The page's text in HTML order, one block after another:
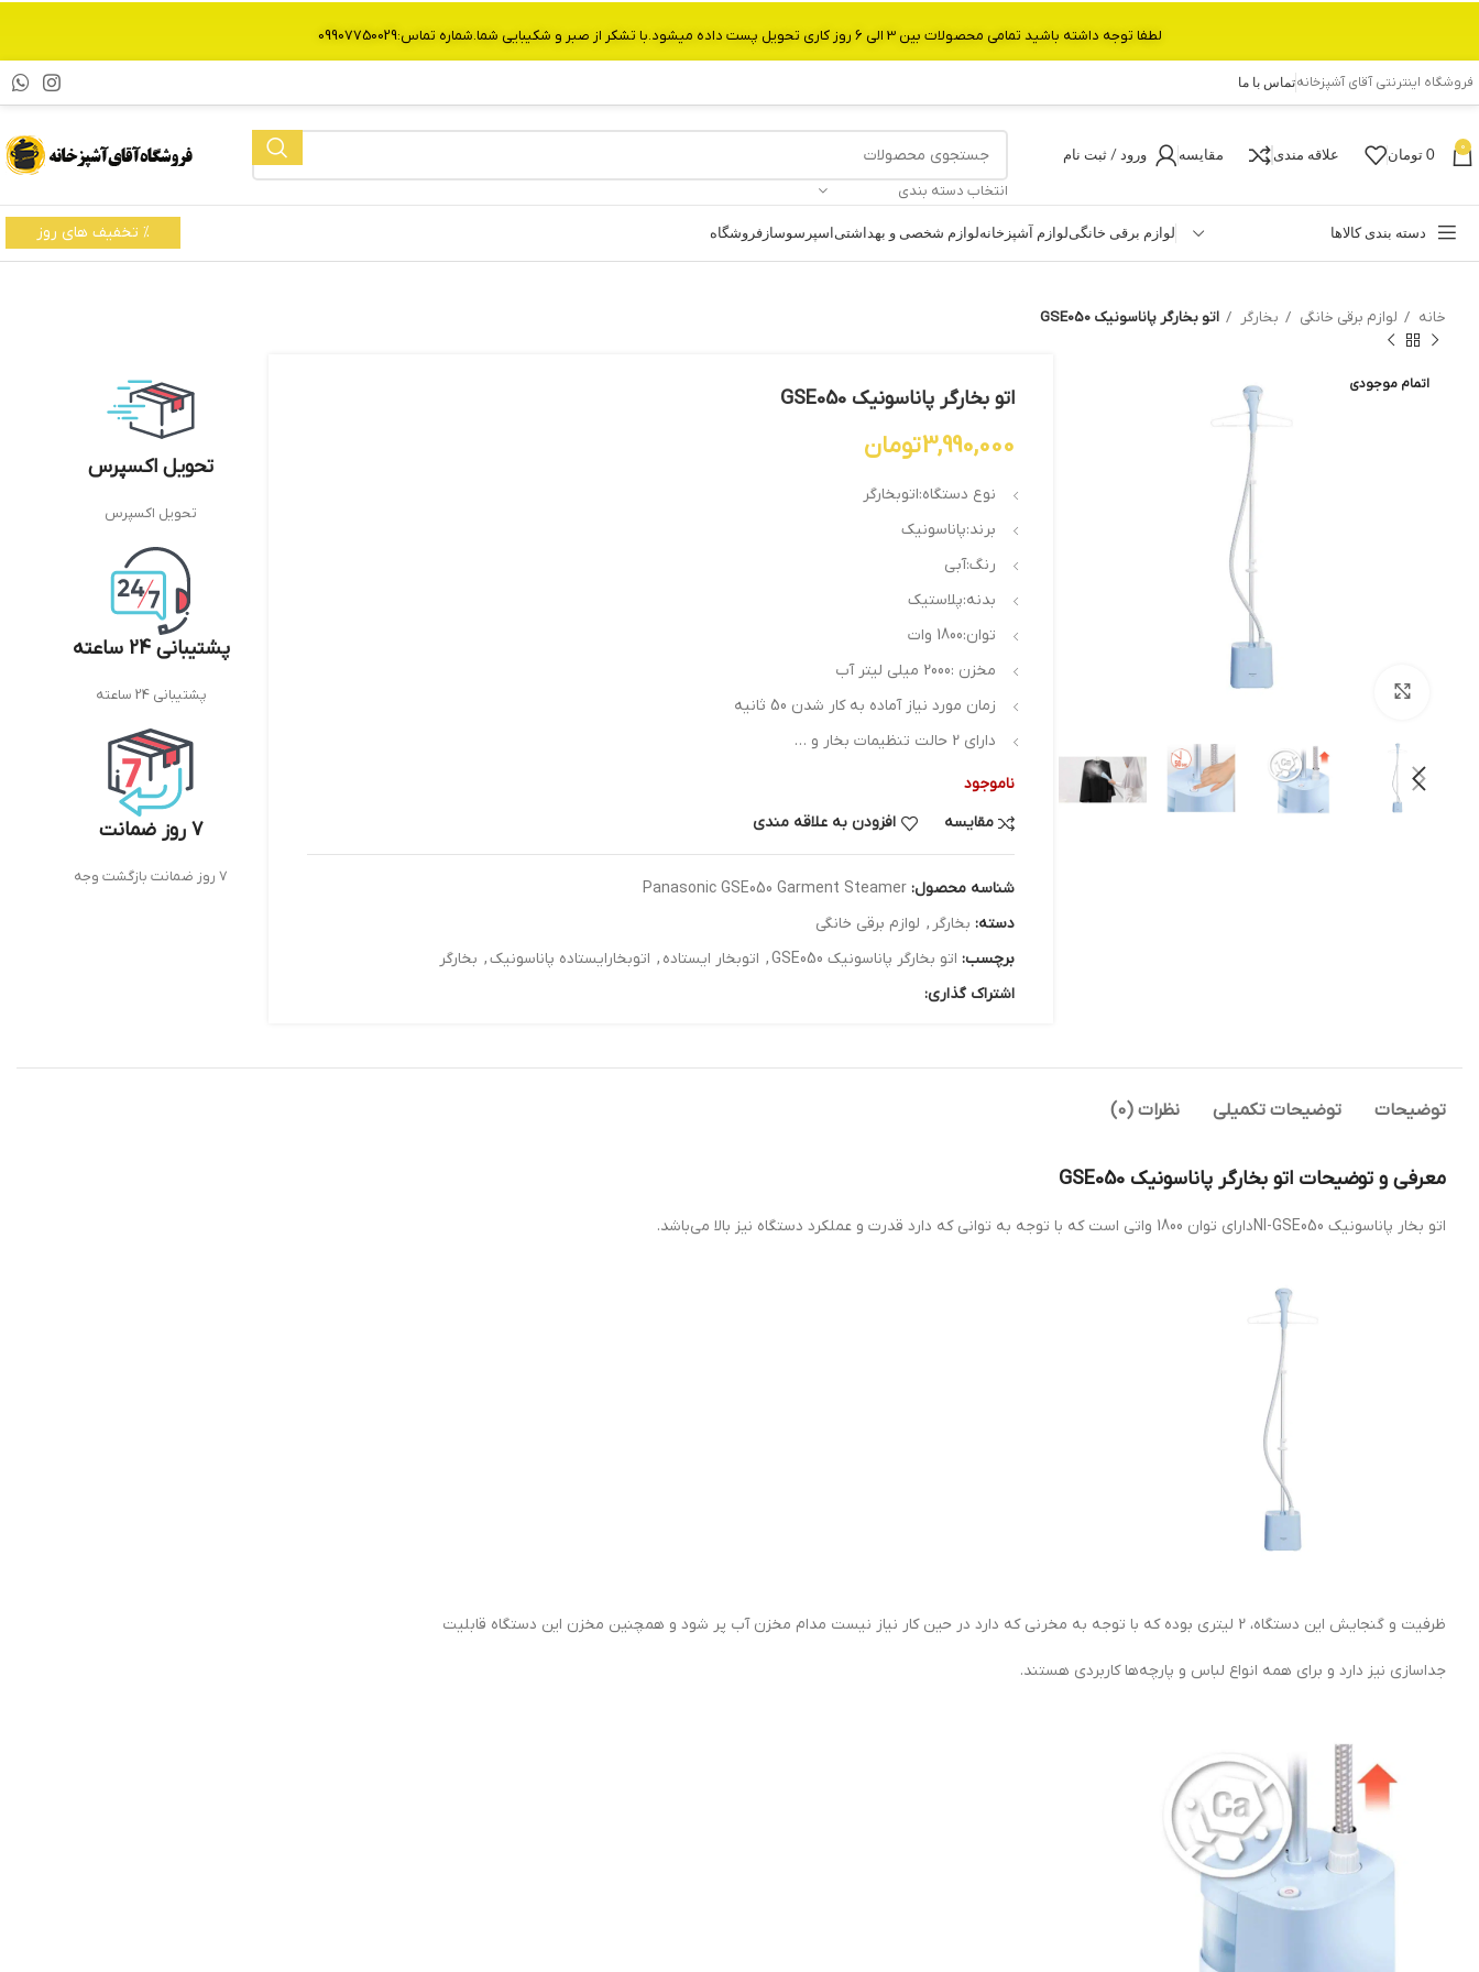
فروشگاه اینترنتی آقای آشپزخانهتماس با ما
0
0 تومان علاقه مندی مقایسه ورود / ثبت نام
انتخاب دسته بندی
دسته بندی کالاها لوازم برقی خانگیلوازم آشپزخانهلوازم شخصی و بهداشتی اسپرسوساز فروشگاه % تخفیف های روز
خانه لوازم برقی خانگی بخارگر اتو بخارگر پاناسونیک GSE050
اتمام موجودی
اتو بخارگر پاناسونیک GSE050
3,990,000تومان
نوع دستگاه:اتوبخارگر
برند:پاناسونیک
رنگ:آبی
بدنه:پلاستیک
توان:1800 وات
مخزن :2000 میلی لیتر آب
زمان مورد نیاز آماده به کار شدن 50 ثانیه
دارای 2 حالت تنظیمات بخار و …
ناموجود
مقایسه
افزودن به علاقه مندی
شناسه محصول: Panasonic GSE050 Garment Steamer
دسته: بخارگر , لوازم برقی خانگی
برچسب: اتو بخارگر پاناسونیک GSE050 , اتوبخار ایستاده , اتوبخارایستاده پاناسونیک, بخارگر
اشتراک گذاری:
تحویل اکسپرس
تحویل اکسپرس
پشتیبانی 24 ساعته
پشتیبانی 24 ساعته
7 روز ضمانت
7 روز ضمانت بازگشت وجه
توضیحات توضیحات تکمیلی نظرات (0)
معرفی و توضیحات اتو بخارگر پاناسونیک GSE050
اتو بخار پاناسونیک NI-GSE050دارای توان 1800 واتی است که با توجه به توانی که دارد قدرت و عملکرد دستگاه نیز بالا می‌باشد.
ظرفیت و گنجایش این دستگاه، 2 لیتری بوده که با توجه به مخرنی که دارد در حین کار نیاز نیست مدام مخزن آب پر شود و همچنین مخزن این دستگاه قابلیت
جداسازی نیز دارد و برای همه انواع لباس و پارچه‌ها کاربردی هستند.
لطفا توجه داشته باشید تمامی محصولات بین 3 الی 6 روز کاری تحویل پست داده میشود.با تشکر از صبر و شکیبایی شما.شماره تماس:09907750029